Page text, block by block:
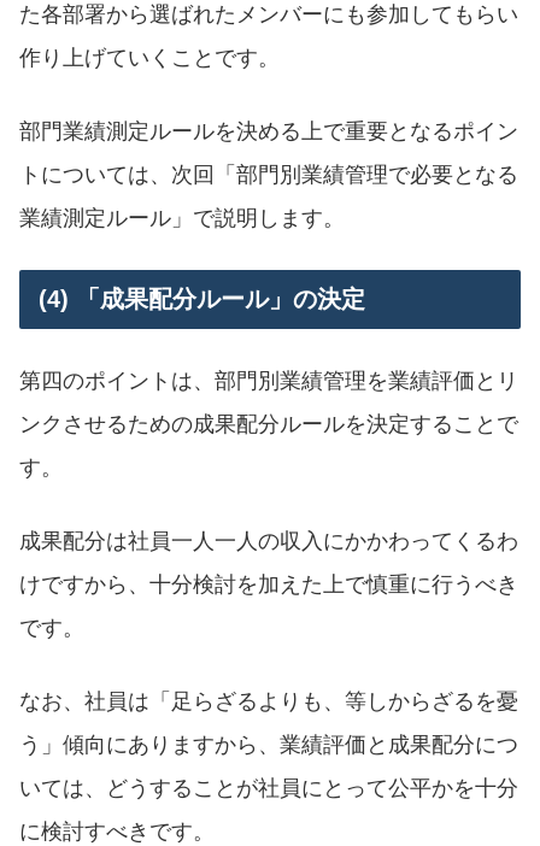
た各部署から選ばれたメンバーにも参加してもらい
作り上げていくことです。
部門業績測定ルールを決める上で重要となるポイン
トについては、次回「部門別業績管理で必要となる
業績測定ルール」で説明します。
(4) 「成果配分ルール」の決定
第四のポイントは、部門別業績管理を業績評価とリ
ンクさせるための成果配分ルールを決定することで
す。
成果配分は社員一人一人の収入にかかわってくるわ
けですから、十分検討を加えた上で慎重に行うべき
です。
なお、社員は「足らざるよりも、等しからざるを憂
う」傾向にありますから、業績評価と成果配分につ
いては、どうすることが社員にとって公平かを十分
に検討すべきです。